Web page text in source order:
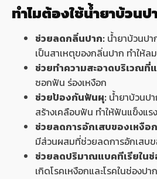
ทำไมต้องใช้น้ำยาบ้วนป
ช่วยลดกลิ่นปาก: น้ำยาบ้วนป
เป็นสาเหตุของกลิ่นปาก ทำให้ล
ช่วยทำความสะอาดบริเวณที่
ซอกฟัน ร่องเหงือก
ช่วยป้องกันฟันผุ: น้ำยาบ้วนป
สร้างเคลือบฟัน ทำให้ฟันแข็งแ
ช่วยลดการอักเสบของเหงือ
มีส่วนผสมที่ช่วยลดการอักเสบข
ช่วยลดปริมาณแบคทีเรียใน
เกิดโรคเหงือกและโรคในช่องปา